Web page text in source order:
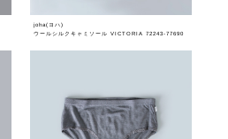
joha(ヨハ)
ウールシルクキャミソール VICTORIA 72243-77690